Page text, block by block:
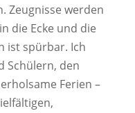
Zeugnisse werden
die Ecke und die
ist spürbar. Ich
Schülern, den
Ferien –